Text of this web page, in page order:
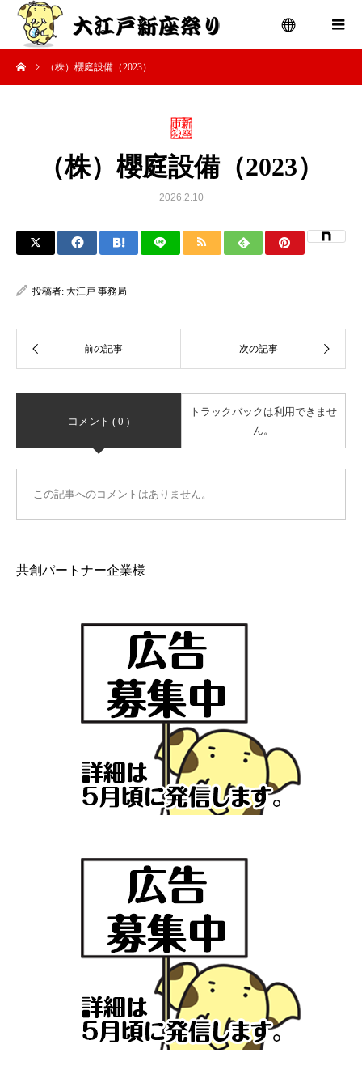
（株）櫻庭設備（2023）
（株）櫻庭設備（2023）
2026.2.10
投稿者: 大江戸 事務局
コメント ( 0 )
トラックバックは利用できませ
ん。
この記事へのコメントはありません。
共創パートナー企業様